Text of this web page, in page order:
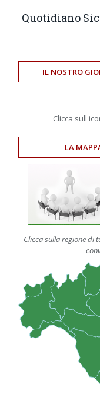
Quotidiano
IL NOSTRO
Clicca
LA
Clicca sulla regione di